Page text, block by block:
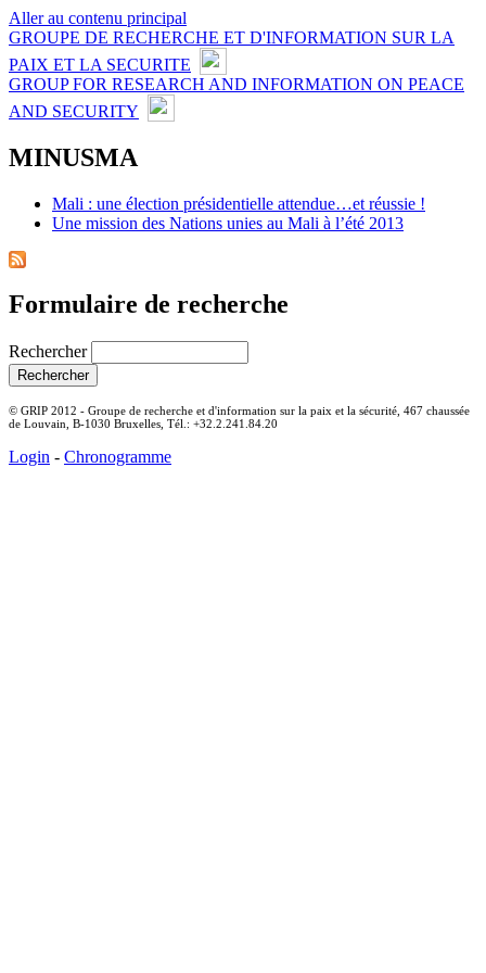
Aller au contenu principal
GROUPE DE RECHERCHE ET D'INFORMATION SUR LA
PAIX ET LA SECURITE
GROUP FOR RESEARCH AND INFORMATION ON PEACE
AND SECURITY
MINUSMA
Mali : une élection présidentielle attendue…et réussie !
Une mission des Nations unies au Mali à l’été 2013
Formulaire de recherche
Rechercher
© GRIP 2012 - Groupe de recherche et d'information sur la paix et la sécurité, 467 chaussée
de Louvain, B-1030 Bruxelles, Tél.: +32.2.241.84.20
Login - Chronogramme